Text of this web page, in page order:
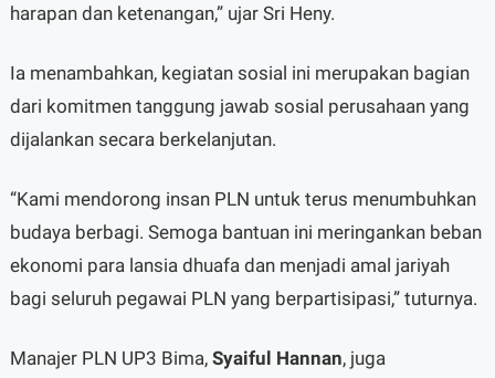
harapan dan ketenangan,” ujar Sri Heny.
Ia menambahkan, kegiatan sosial ini merupakan bagian
dari komitmen tanggung jawab sosial perusahaan yang
dijalankan secara berkelanjutan.
“Kami mendorong insan PLN untuk terus menumbuhkan
budaya berbagi. Semoga bantuan ini meringankan beban
ekonomi para lansia dhuafa dan menjadi amal jariyah
bagi seluruh pegawai PLN yang berpartisipasi,” tuturnya.
Manajer PLN UP3 Bima, Syaiful Hannan, juga